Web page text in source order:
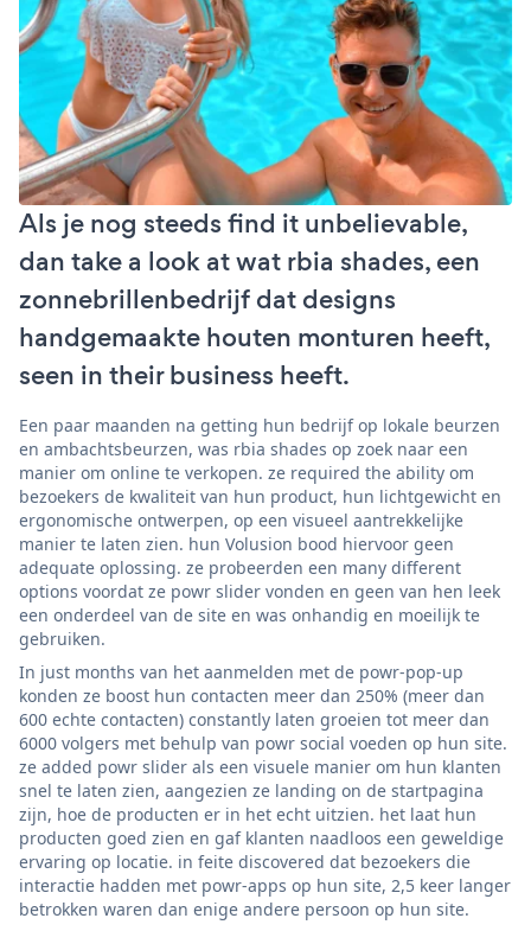
Als je nog steeds find it unbelievable,
dan take a look at wat rbia shades, een
zonnebrillenbedrijf dat designs
handgemaakte houten monturen heeft,
seen in their business heeft.
Een paar maanden na getting hun bedrijf op lokale beurzen
en ambachtsbeurzen, was rbia shades op zoek naar een
manier om online te verkopen. ze required the ability om
bezoekers de kwaliteit van hun product, hun lichtgewicht en
ergonomische ontwerpen, op een visueel aantrekkelijke
manier te laten zien. hun Volusion bood hiervoor geen
adequate oplossing. ze probeerden een many different
options voordat ze powr slider vonden en geen van hen leek
een onderdeel van de site en was onhandig en moeilijk te
gebruiken.
In just months van het aanmelden met de powr-pop-up
konden ze boost hun contacten meer dan 250% (meer dan
600 echte contacten) constantly laten groeien tot meer dan
6000 volgers met behulp van powr social voeden op hun site.
ze added powr slider als een visuele manier om hun klanten
snel te laten zien, aangezien ze landing on de startpagina
zijn, hoe de producten er in het echt uitzien. het laat hun
producten goed zien en gaf klanten naadloos een geweldige
ervaring op locatie. in feite discovered dat bezoekers die
interactie hadden met powr-apps op hun site, 2,5 keer langer
betrokken waren dan enige andere persoon op hun site.